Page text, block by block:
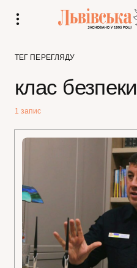
ТЕГ ПЕРЕГЛЯДУ
клас безпеки
1 запис